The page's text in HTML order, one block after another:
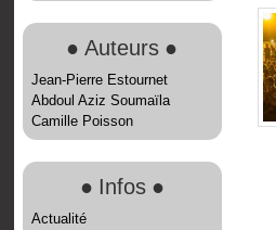
● Auteurs ●
Jean-Pierre Estournet
Abdoul Aziz Soumaïla
Camille Poisson
● Infos ●
Actualité